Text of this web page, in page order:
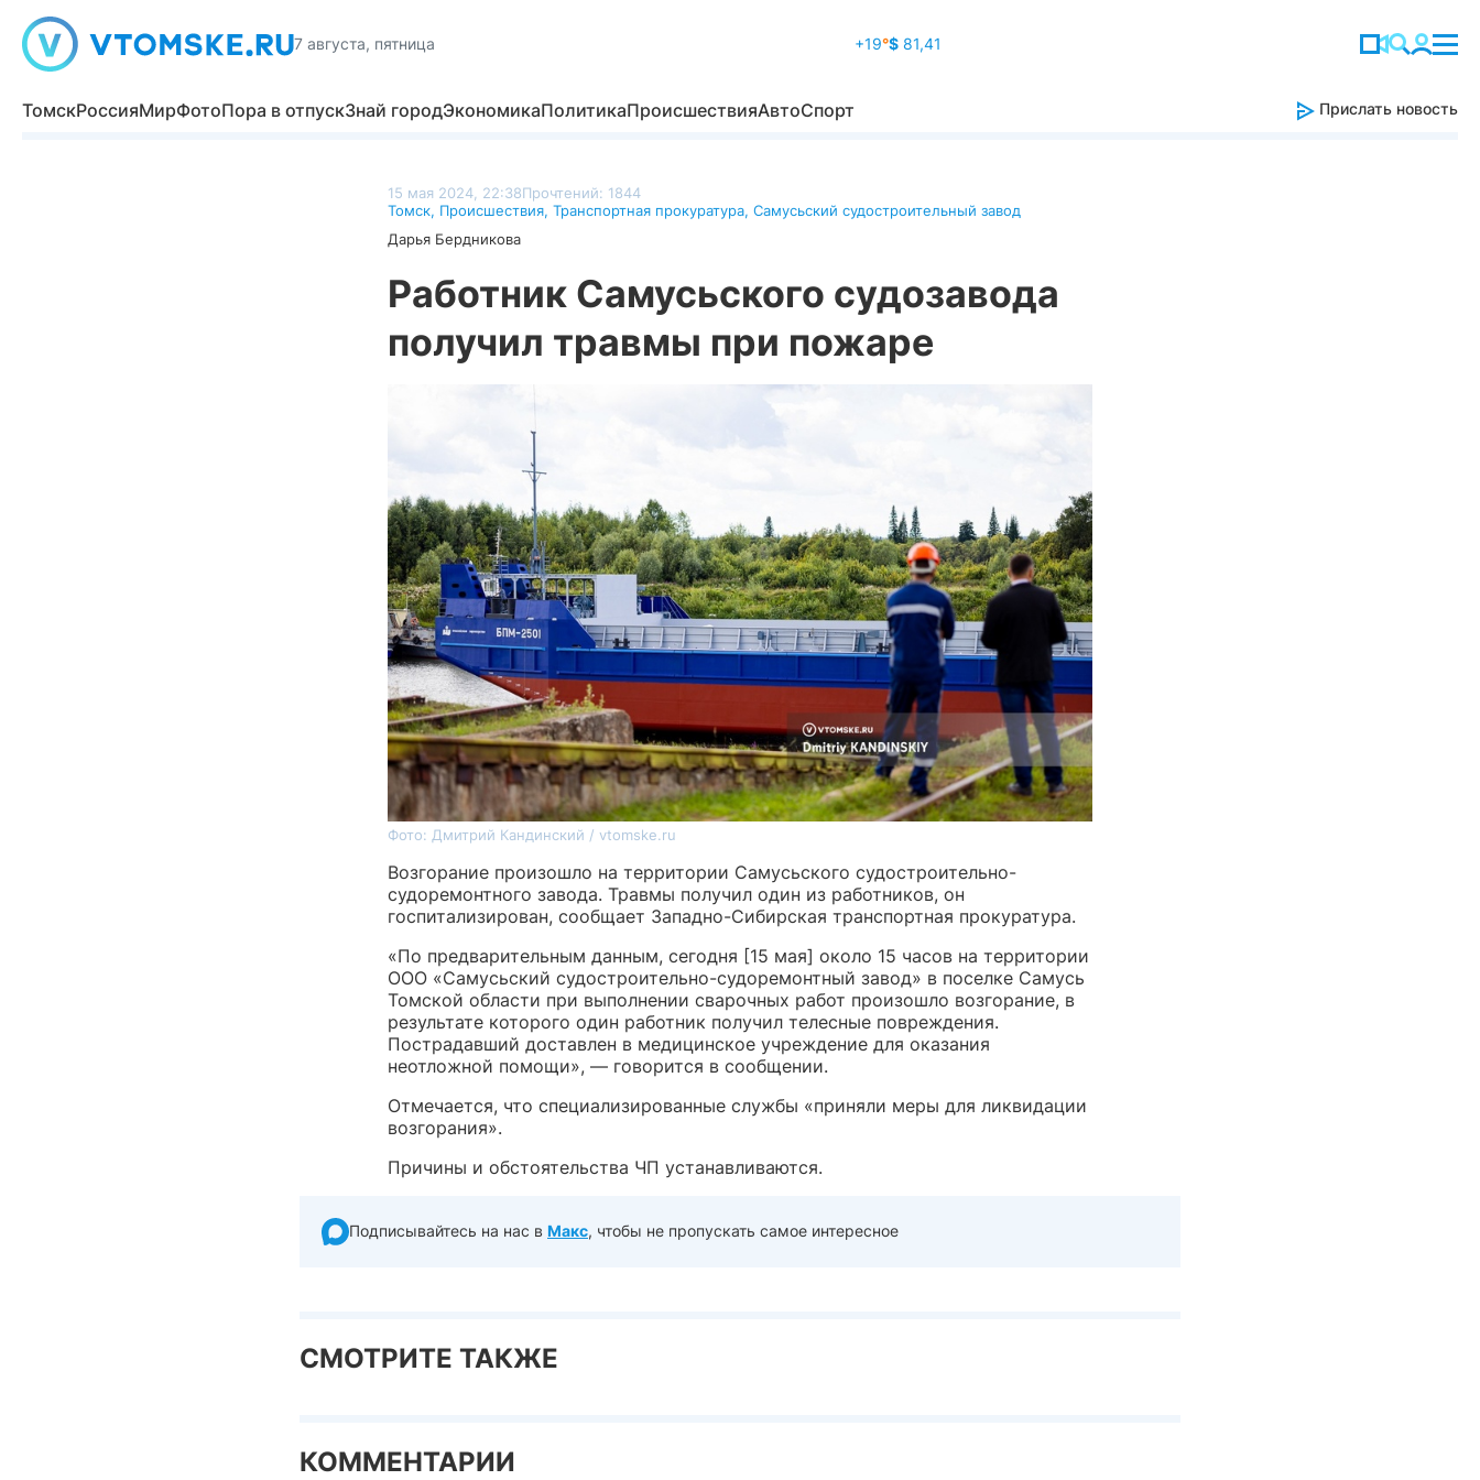
7 августа, пятница +19°$81,41
ТомскРоссияМирФотоПора в отпускЗнай городЭкономикаПолитикаПроисшествияАвтоСпорт Прислать новость
15 мая 2024, 22:38Прочтений: 1844
Томск, Происшествия, Транспортная прокуратура, Самусьский судостроительный завод
Дарья Бердникова
Работник Самусьского судозавода
получил травмы при пожаре
Фото: Дмитрий Кандинский / vtomske.ru
Возгорание произошло на территории Самусьского судостроительно-
судоремонтного завода. Травмы получил один из работников, он
госпитализирован, сообщает Западно-Сибирская транспортная прокуратура.
«По предварительным данным, сегодня [15 мая] около 15 часов на территории
ООО «Самусьский судостроительно-судоремонтный завод» в поселке Самусь
Томской области при выполнении сварочных работ произошло возгорание, в
результате которого один работник получил телесные повреждения.
Пострадавший доставлен в медицинское учреждение для оказания
неотложной помощи», — говорится в сообщении.
Отмечается, что специализированные службы «приняли меры для ликвидации
возгорания».
Причины и обстоятельства ЧП устанавливаются.
Подписывайтесь на нас в Макс, чтобы не пропускать самое интересное
СМОТРИТЕ ТАКЖЕ
КОММЕНТАРИИ